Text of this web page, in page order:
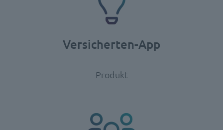
Versicherten-App
Produkt